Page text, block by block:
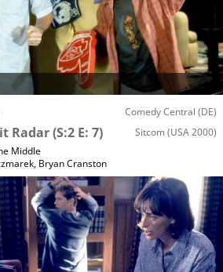
Comedy Central (DE)
Radar(S:2 E: 7) Sitcom (USA 2000)
Middle
, Bryan Cranston